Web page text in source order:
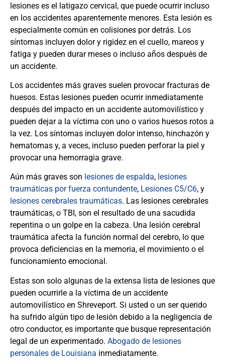
lesiones es el latigazo cervical, que puede ocurrir incluso
en los accidentes aparentemente menores. Esta lesión es
especialmente común en colisiones por detrás. Los
síntomas incluyen dolor y rigidez en el cuello, mareos y
fatiga y pueden durar meses o incluso años después de
un accidente.
Los accidentes más graves suelen provocar fracturas de
huesos. Estas lesiones pueden ocurrir inmediatamente
después del impacto en un accidente automovilístico y
pueden dejar a la víctima con uno o varios huesos rotos a
la vez. Los síntomas incluyen dolor intenso, hinchazón y
hematomas y, a veces, incluso pueden perforar la piel y
provocar una hemorragia grave.
Aún más graves son lesiones de espalda, lesiones
traumáticas por fuerza contundente, Lesiones C5/C6, y
lesiones cerebrales traumáticas. Las lesiones cerebrales
traumáticas, o TBI, son el resultado de una sacudida
repentina o un golpe en la cabeza. Una lesión cerebral
traumática afecta la función normal del cerebro, lo que
provoca deficiencias en la memoria, el movimiento o el
funcionamiento emocional.
Estas son solo algunas de la extensa lista de lesiones que
pueden ocurrirle a la víctima de un accidente
automovilístico en Shreveport. Si usted o un ser querido
ha sufrido algún tipo de lesión debido a la negligencia de
otro conductor, es importante que busque representación
legal de un experimentado. Abogado de lesiones
personales de Louisiana inmediatamente.